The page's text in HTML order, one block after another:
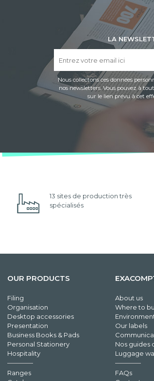
LA
Nous collectons ces données
nos newsletters. Vous pouvez à
sur le lien prévu à cet
13 sites de production très
spécialisés
OUR PRODUCTS
Filing
Organisation
Desktop accessories
Presentation
Business Books & Pads
Personal Stationery
Hospitality
Ranges
About us
Where to
Our labels
Nos guides
Luggage
FAQs